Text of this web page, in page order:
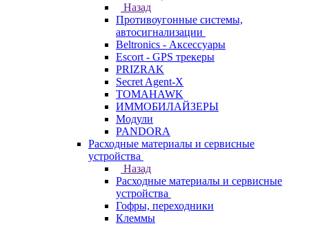
Назад
Противоугонные системы,
автосигнализации
Beltronics - Аксессуары
Escort - GPS трекеры
PRIZRAK
Secret Agent-X
TOMAHAWK
ИММОБИЛАЙЗЕРЫ
Модули
PANDORA
Расходные материалы и сервисные
устройства
Назад
Расходные материалы и сервисные
устройства
Гофры, переходники
Клеммы